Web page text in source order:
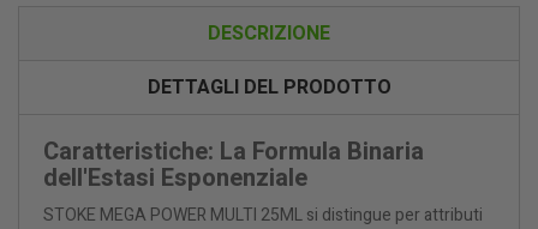
DESCRIZIONE
DETTAGLI DEL PRODOTTO
Caratteristiche: La Formula Binaria
dell'Estasi Esponenziale
STOKE MEGA POWER MULTI 25ML si distingue per attributi